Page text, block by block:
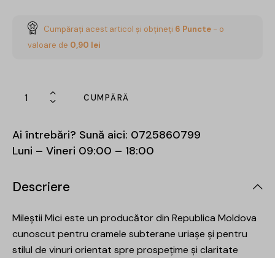
Cumpărați acest articol și obțineți 6 Puncte - o
valoare de 0,90 lei
CUMPĂRĂ
Ai întrebări? Sună aici: 0725860799
Luni – Vineri 09:00 – 18:00
Descriere
Mileștii Mici este un producător din Republica Moldova
cunoscut pentru cramele subterane uriașe și pentru
stilul de vinuri orientat spre prospețime și claritate